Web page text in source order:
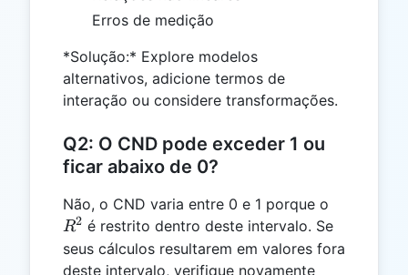
Erros de medição
*Solução:* Explore modelos
alternativos, adicione termos de
interação ou considere transformações.
Q2: O CND pode exceder 1 ou
ficar abaixo de 0?
Não, o CND varia entre 0 e 1 porque o
R2 é restrito dentro deste intervalo. Se
seus cálculos resultarem em valores fora
deste intervalo, verifique novamente